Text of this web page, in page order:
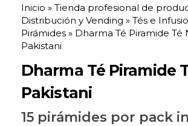
Inicio » Tienda profesional de
Distribución y Vending » Tés e
Pirámides » Dharma Té Piramide Té
Pakistani
Dharma Té Piramide
Pakistani
15 pirámides por pack